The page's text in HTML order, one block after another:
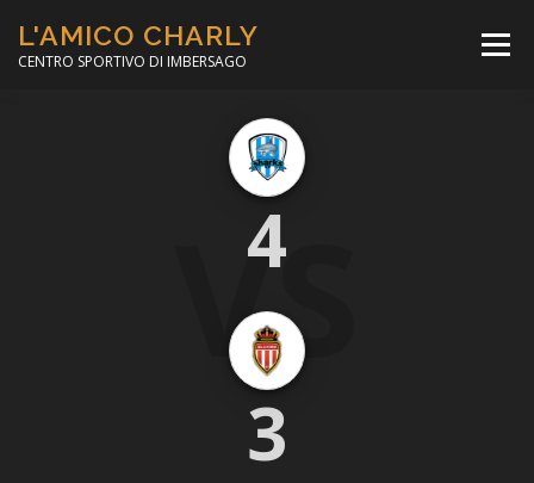
contenuto
L'AMICO CHARLY
CENTRO SPORTIVO DI IMBERSAGO
Menù
CORSO CALCIO A 5
MINIBASKET
VS
4
3